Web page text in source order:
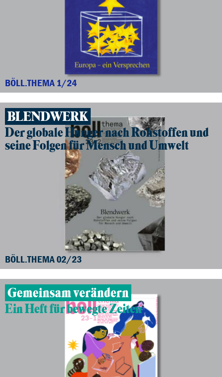
BÖLL.THEMA 1/24
BLENDWERK
Der globale Hunger nach Rohstoffen und
seine Folgen für Mensch und Umwelt
BÖLL.THEMA 02/23
Gemeinsam verändern
Ein Heft für bewegte Zeiten